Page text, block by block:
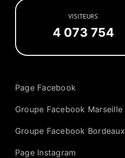
VISITEURS
4 073 754
Page Facebook
Groupe Facebook Marseille
Groupe Facebook Bordeaux
Page Instagram